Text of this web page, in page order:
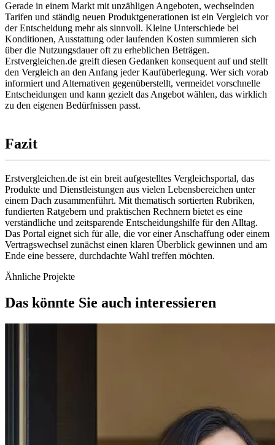
Gerade in einem Markt mit unzähligen Angeboten, wechselnden
Tarifen und ständig neuen Produktgenerationen ist ein Vergleich vor
der Entscheidung mehr als sinnvoll. Kleine Unterschiede bei
Konditionen, Ausstattung oder laufenden Kosten summieren sich
über die Nutzungsdauer oft zu erheblichen Beträgen.
Erstvergleichen.de greift diesen Gedanken konsequent auf und stellt
den Vergleich an den Anfang jeder Kaufüberlegung. Wer sich vorab
informiert und Alternativen gegenüberstellt, vermeidet vorschnelle
Entscheidungen und kann gezielt das Angebot wählen, das wirklich
zu den eigenen Bedürfnissen passt.
Fazit
Erstvergleichen.de ist ein breit aufgestelltes Vergleichsportal, das
Produkte und Dienstleistungen aus vielen Lebensbereichen unter
einem Dach zusammenführt. Mit thematisch sortierten Rubriken,
fundierten Ratgebern und praktischen Rechnern bietet es eine
verständliche und zeitsparende Entscheidungshilfe für den Alltag.
Das Portal eignet sich für alle, die vor einer Anschaffung oder einem
Vertragswechsel zunächst einen klaren Überblick gewinnen und am
Ende eine bessere, durchdachte Wahl treffen möchten.
Ähnliche Projekte
Das könnte Sie auch interessieren